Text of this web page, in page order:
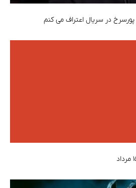
پورسرخ در سریال اعتراف می کنم